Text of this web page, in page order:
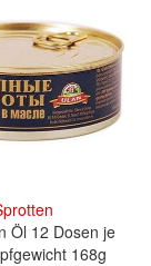
Öl 12 Dosen je
168g